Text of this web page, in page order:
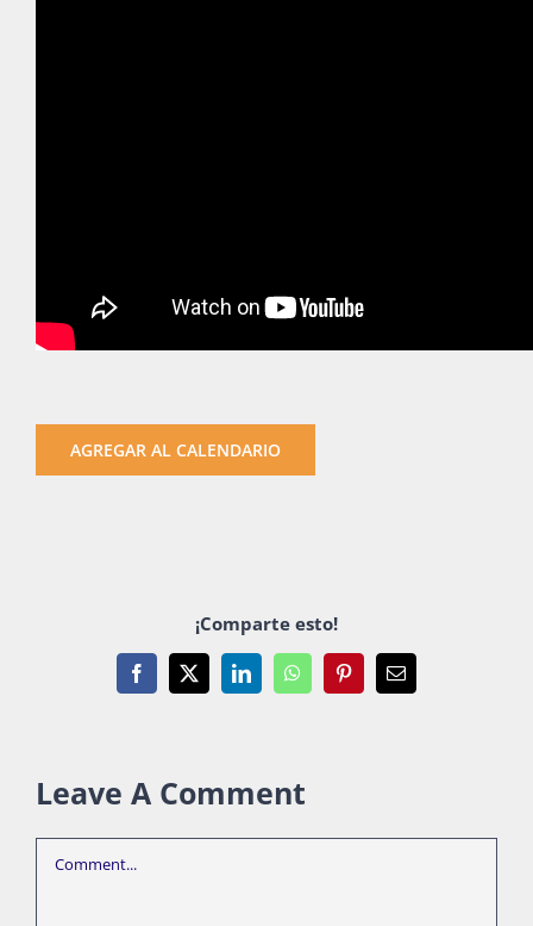
AGREGAR AL CALENDARIO
¡Comparte esto!
Facebook
X LinkedInWhatsAppPinterestEmail
Leave A Comment
Comment